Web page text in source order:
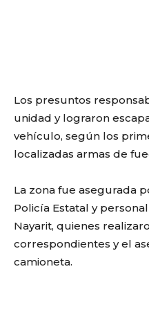
Los presuntos
unidad y lograron
vehículo, según los
localizadas armas de
La zona fue asegurada
Policía Estatal y
Nayarit, quienes
correspondientes y el
camioneta.